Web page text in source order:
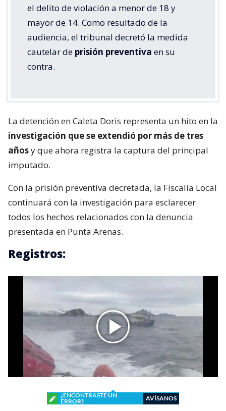
el delito de violación a menor de 18 y
mayor de 14. Como resultado de la
audiencia, el tribunal decretó la medida
cautelar de prisión preventiva en su
contra.
La detención en Caleta Doris representa un hito en la
investigación que se extendió por más de tres
añosy que ahora registra la captura del principal
imputado.
Con la prisión preventiva decretada, la Fiscalía Local
continuará con la investigación para esclarecer
todos los hechos relacionados con la denuncia
presentada en Punta Arenas.
Registros:
¿ENCONTRASTE UN
ERROR?
AVÍSANOS